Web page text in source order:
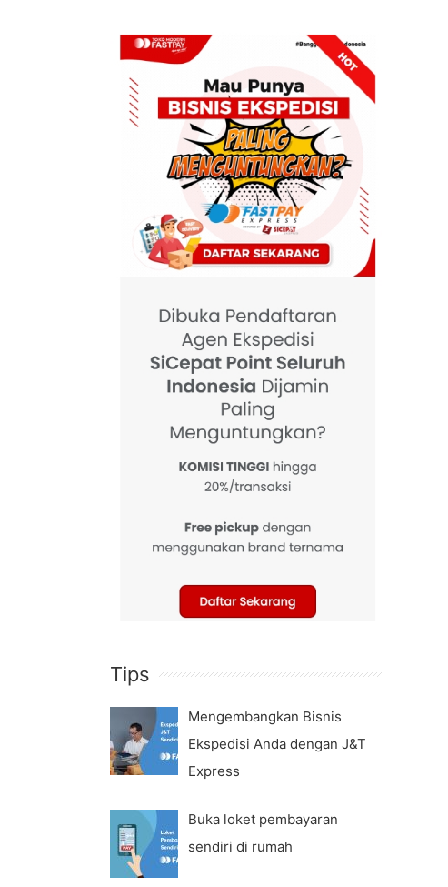
Tips
Mengembangkan Bisnis
Ekspedisi Anda dengan J&T
Express
Buka loket pembayaran
sendiri di rumah